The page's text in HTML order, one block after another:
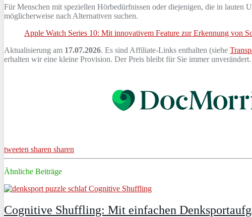
Für Menschen mit speziellen Hörbedürfnissen oder diejenigen, die in
möglicherweise nach Alternativen suchen.
Apple Watch Series 10: Mit innovativem Feature zur Erkennung von
Aktualisierung am 17.07.2026. Es sind Affiliate-Links enthalten (siehe
erhalten wir eine kleine Provision. Der Preis bleibt für Sie immer
tweeten sharen sharen
Ähnliche Beiträge
Cognitive Shuffling: Mit einfachen